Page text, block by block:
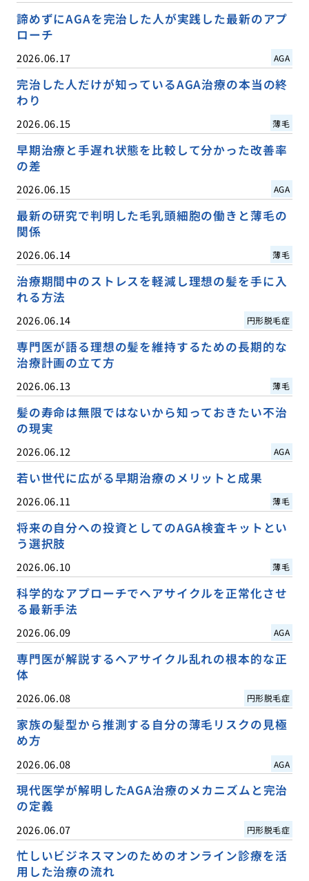
諦めずにAGAを完治した人が実践した最新のアプ
ローチ
2026.06.17 AGA
完治した人だけが知っているAGA治療の本当の終
わり
2026.06.15 薄毛
早期治療と手遅れ状態を比較して分かった改善率
の差
2026.06.15 AGA
最新の研究で判明した毛乳頭細胞の働きと薄毛の
関係
2026.06.14 薄毛
治療期間中のストレスを軽減し理想の髪を手に入
れる方法
2026.06.14 円形脱毛症
専門医が語る理想の髪を維持するための長期的な
治療計画の立て方
2026.06.13 薄毛
髪の寿命は無限ではないから知っておきたい不治
の現実
2026.06.12 AGA
若い世代に広がる早期治療のメリットと成果
2026.06.11 薄毛
将来の自分への投資としてのAGA検査キットとい
う選択肢
2026.06.10 薄毛
科学的なアプローチでヘアサイクルを正常化させ
る最新手法
2026.06.09 AGA
専門医が解説するヘアサイクル乱れの根本的な正
体
2026.06.08 円形脱毛症
家族の髪型から推測する自分の薄毛リスクの見極
め方
2026.06.08 AGA
現代医学が解明したAGA治療のメカニズムと完治
の定義
2026.06.07 円形脱毛症
忙しいビジネスマンのためのオンライン診療を活
用した治療の流れ